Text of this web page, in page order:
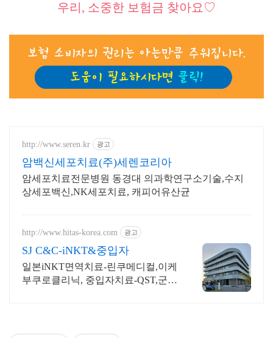
우리, 소중한 보험금 찾아요♡
http://www.seren.kr 광고
암백신세포치료(주)세렌코리아
암세포치료전문병원 동경대 의과학연구소기술,수지
상세포백신,NK세포치료, 캐피어유산균
http://www.hitas-korea.com 광고
SJ C&C-iNKT&중입자
일본iNKT면역치료-린쿠메디컬,이케
부쿠로클리닉, 중입자치료-QST,군